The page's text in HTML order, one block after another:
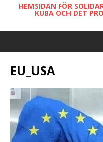
HEMSIDAN FÖR
KUBA OCH DET
EU_USA